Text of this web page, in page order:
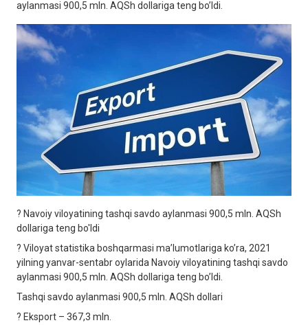
aylanmasi 900,5 mln. АQSh dollariga teng boʼldi.
? Navoiy viloyatining tashqi savdo aylanmasi 900,5 mln. АQSh
dollariga teng bo'ldi
? Viloyat statistika boshqarmasi maʼlumotlariga koʼra, 2021
yilning yanvar-sentabr oylarida Navoiy viloyatining tashqi savdo
aylanmasi 900,5 mln. АQSh dollariga teng boʼldi.
Tashqi savdo aylanmasi 900,5 mln. АQSh dollari
? Eksport – 367,3 mln.